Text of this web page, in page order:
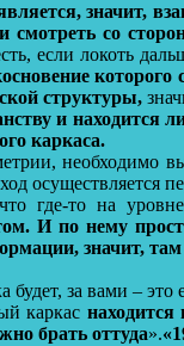
значит,
смотреть со
если локоть
структуры,
и находится
каркаса.
необходимо
осуществляется
где-то на уровне
И по нему
значит,
будет, за вами –
каркас находится
брать оттуда».